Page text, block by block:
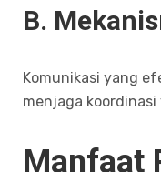
B.
Komunikasi yang
menjaga koordinasi
Manfaat